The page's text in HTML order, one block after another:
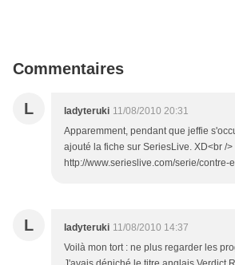
Commentaires
L ladyteruki 11/08/2010 20:31
Apparemment, pendant que jeffie
ajouté la fiche sur SeriesLive. XD<br />
http://www.serieslive.com/serie/contre-
L ladyteruki 11/08/2010 14:37
Voilà mon tort : ne plus regarder les